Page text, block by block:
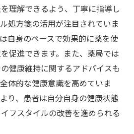
理解できるよう、丁寧に指導し
処方箋の活用が注目されていま
自身のペースで効果的に薬を使
促進できます。また、薬局では
健康維持に関するアドバイスも
体的な健康意識を高めていま
り、患者は自分自身の健康状態
フスタイルの改善を進められる